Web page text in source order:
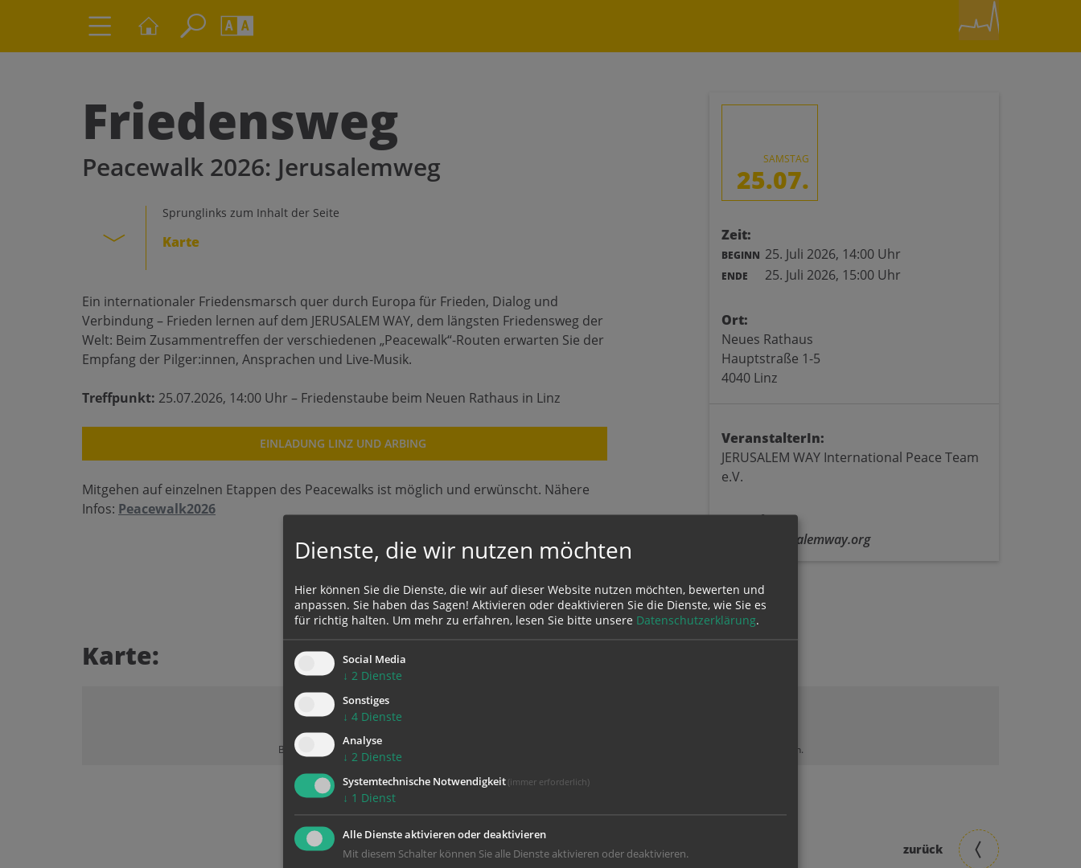
A A A
Friedensweg
Peacewalk 2026: Jerusalemweg
Sprunglinks zum Inhalt der Seite
Karte
Ein internationaler Friedensmarsch quer durch Europa für Frieden, Dialog und
Verbindung – Frieden lernen auf dem JERUSALEM WAY, dem längsten Friedensweg der
Welt: Beim Zusammentreffen der verschiedenen „Peacewalk“-Routen erwarten Sie der
Empfang der Pilger:innen, Ansprachen und Live-Musik.
Treffpunkt: 25.07.2026, 14:00 Uhr – Friedenstaube beim Neuen Rathaus in Linz
EINLADUNG LINZ UND ARBING
Mitgehen auf einzelnen Etappen des Peacewalks ist möglich und erwünscht. Nähere
Infos: Peacewalk2026
SAMSTAG
25.07.
Zeit:
BEGINN 25. Juli 2026, 14:00 Uhr
ENDE 25. Juli 2026, 15:00 Uhr
Ort:
Neues Rathaus
Hauptstraße 1-5
4040 Linz
VeranstalterIn:
JERUSALEM WAY International Peace Team
e.V.
Kontakt:
info@jerusalemway.org
Karte:
Bitte akzeptieren Sie
, um diesen Inhalt sehen zu können.
zurück
Dienste, die wir nutzen möchten
Hier können Sie die Dienste, die wir auf dieser Website nutzen möchten, bewerten und
anpassen. Sie haben das Sagen! Aktivieren oder deaktivieren Sie die Dienste, wie Sie es
für richtig halten. Um mehr zu erfahren, lesen Sie bitte unsere Datenschutzerklärung.
Social Media
↓ 2 Dienste
Sonstiges
↓ 4 Dienste
Analyse
↓ 2 Dienste
Systemtechnische Notwendigkeit (immer erforderlich)
↓ 1 Dienst
Alle Dienste aktivieren oder deaktivieren
Mit diesem Schalter können Sie alle Dienste aktivieren oder deaktivieren.